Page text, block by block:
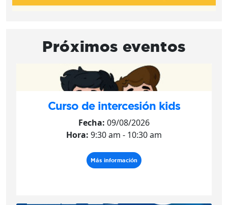
Próximos eventos
Curso de intercesión kids
Fecha: 09/08/2026
Hora: 9:30 am - 10:30 am
Más información